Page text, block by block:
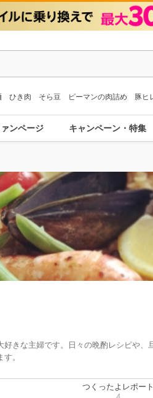
ひき肉 そら豆 ピーマンの肉詰め 豚ヒ
ンページ キャンペーン・特集
きな主婦です。日々の晩酌レシピや、
。
つくったよレポート